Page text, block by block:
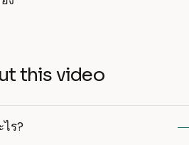
this video
ไร?